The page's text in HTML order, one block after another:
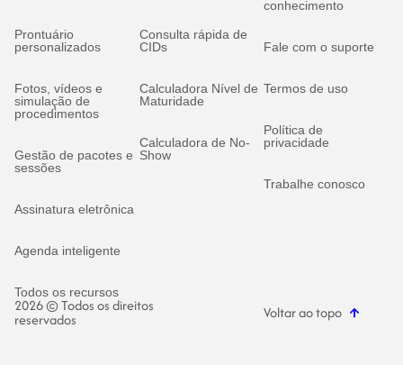
Prontuário
personalizados
Fotos, vídeos e
simulação de
procedimentos
Gestão de pacotes e
sessões
Assinatura eletrônica
Agenda inteligente
Todos os recursos
Consulta rápida de
CIDs
Calculadora Nível de
Maturidade
Calculadora de No-
Show
conhecimento
Fale com o suporte
Termos de uso
Política de
privacidade
Trabalhe conosco
2026 © Todos os direitos
reservados Voltar ao topo